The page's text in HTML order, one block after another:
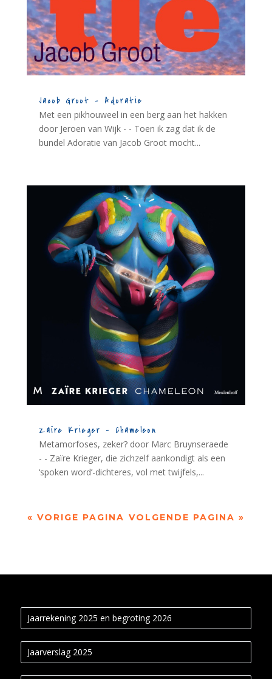
Jacob Groot – Adoratie
Met een pikhouweel in een berg aan het hakken
door Jeroen van Wijk - - Toen ik zag dat ik de
bundel Adoratie van Jacob Groot mocht...
Zaïre Krieger – Chameleon
Metamorfoses, zeker? door Marc Bruynseraede
- - Zaïre Krieger, die zichzelf aankondigt als een
‘spoken word’-dichteres, vol met twijfels,...
« VORIGE PAGINA VOLGENDE PAGINA »
Jaarrekening 2025 en begroting 2026
Jaarverslag 2025